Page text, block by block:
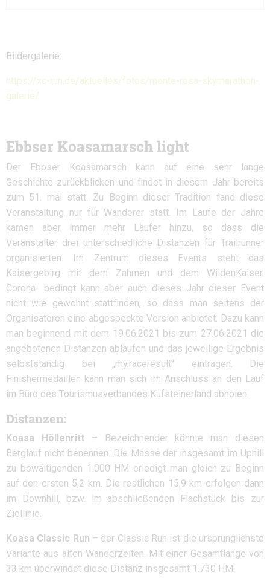
Bildergalerie:
https://xc-run.de/aktuelles/fotos/monte-rosa-skymarathon-
galerie/
Ebbser Koasamarsch light
Der Ebbser Koasamarsch kann auf eine sehr lange
Geschichte zurückblicken und findet in diesem Jahr bereits
zum 51. mal statt. Zu Beginn dieser Tradition fand diese
Veranstaltung nur für Wanderer statt. Im Laufe der Jahre
kamen aber immer mehr Läufer hinzu, so dass die
Veranstalter drei unterschiedliche Distanzen für Trailrunner
organisierten. Im Zentrum dieses Events steht das
Kaisergebirg mit dem Zahmen und dem WildenKaiser.
Corona- bedingt kann aber auch dieses Jahr dieser Event
nicht wie gewohnt stattfinden, so dass man seitens der
Organisatoren eine abgespeckte Version anbietet. Dazu kann
man beginnend mit dem 19.06.2021 bis zum 27.06.2021 die
angebotenen Distanzen ablaufen und das jeweilige Ergebnis
selbstständig bei „my.raceresult“ eintragen. Die
Finishermedaillen kann man sich im Anschluss an den Lauf
im Büro des Tourismusverbandes Kufsteinerland abholen.
Distanzen:
Koasa Höllenritt– Bezeichnender könnte man diesen
Berglauf nicht benennen. Die Masse der insgesamt im Uphill
zu bewältigenden 1.000 HM erledigt man gleich zu Beginn
auf den ersten 5,2 km. Die restlichen 15,9 km erfolgen dann
im Downhill, bzw. im abschließenden Flachstück bis zur
Ziellinie.
Koasa Classic Run – der Classic Run ist die ursprünglichste
Variante aus alten Wanderzeiten. Mit einer Gesamtlänge von
33 km überwindet diese Distanz insgesamt 1.730 HM.